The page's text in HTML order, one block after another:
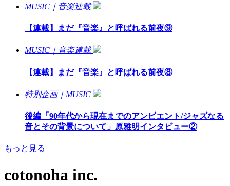
MUSIC｜音楽連載
【連載】まだ『音楽』と呼ばれる前夜⑨
MUSIC｜音楽連載
【連載】まだ『音楽』と呼ばれる前夜⑧
特別企画｜MUSIC
後編「90年代から現在までのアンビエント/ジャズなる
音とその背景について」原雅明インタビュー②
もっと見る
cotonoha inc.